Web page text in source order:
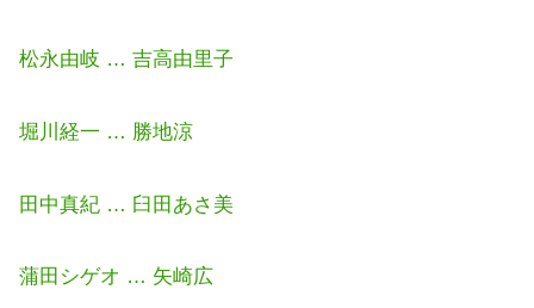
松永由岐 … 吉高由里子
堀川経一 … 勝地涼
田中真紀 … 臼田あさ美
蒲田シゲオ … 矢崎広